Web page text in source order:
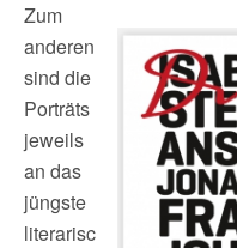
Zum
anderen
sind die
Porträts
jeweils
an das
jüngste
literarisc